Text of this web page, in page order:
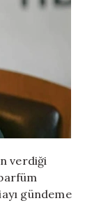
verdiği
gündeme